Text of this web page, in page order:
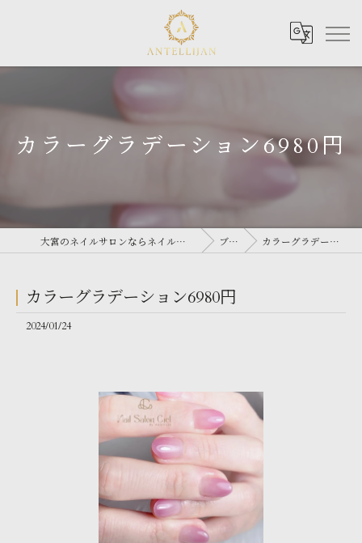
カラーグラデーション6980円
大宮のネイルサロンならネイルサロン Antellijan 大宮 ブログ カラーグラデーション6980円
カラーグラデーション6980円
2024/01/24